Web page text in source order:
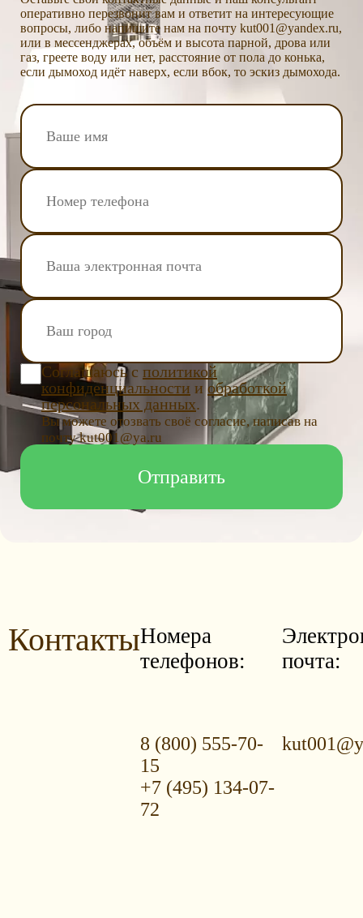
оперативно перезвонит вам и ответит на интересующие
вопросы, либо напишите нам на почту kut001@yandex.ru,
или в мессенджерах, объём и высота парной, дрова или
газ, греете воду или нет, расстояние от пола до конька,
если дымоход идёт наверх, если вбок, то эскиз дымохода.
Соглашаюсь с политикой
конфиденциальности и обработкой
персональных данных.
Вы можете отозвать своё согласие, написав на
почту kut001@ya.ru
КонтактыНомера
телефонов:
8 (800) 555-70-
15
+7 (495) 134-07-
72
почта: